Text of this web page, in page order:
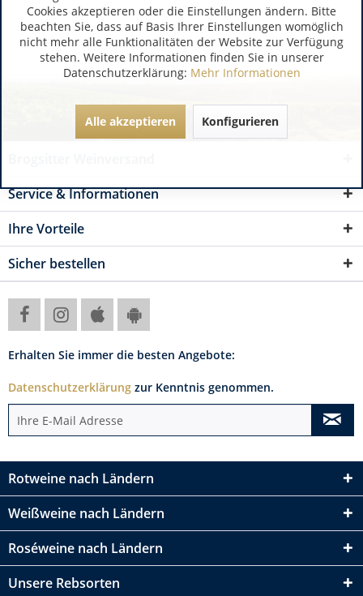
Service & Informationen
Ihre Vorteile
Sicher bestellen
Erhalten Sie immer die besten Angebote:
Datenschutzerklärung zur Kenntnis genommen.
Rotweine nach Ländern
Weißweine nach Ländern
Roséweine nach Ländern
Unsere Rebsorten
Cookies akzeptieren oder die Einstellungen ändern. Bitte
beachten Sie, dass auf Basis Ihrer Einstellungen womöglich
nicht mehr alle Funktionalitäten der Website zur Verfügung
stehen. Weitere Informationen finden Sie in unserer
Datenschutzerklärung: Mehr Informationen
Alle akzeptieren Konfigurieren